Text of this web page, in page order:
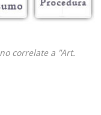
correlate a "Art.